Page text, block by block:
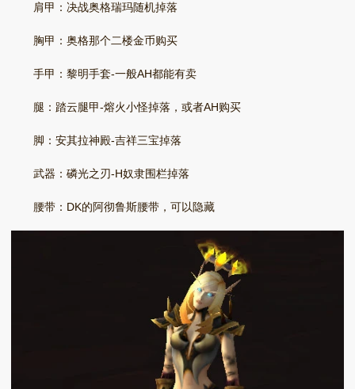
肩甲：决战奥格瑞玛随机掉落
胸甲：奥格那个二楼金币购买
手甲：黎明手套-一般AH都能有卖
腿：踏云腿甲-熔火小怪掉落，或者AH购买
脚：安其拉神殿-吉祥三宝掉落
武器：磷光之刃-H奴隶围栏掉落
腰带：DK的阿彻鲁斯腰带，可以隐藏